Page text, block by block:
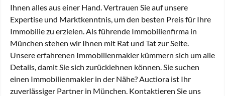
Ihnen alles aus einer Hand. Vertrauen Sie auf unsere
Expertise und Marktkenntnis, um den besten Preis für Ihre
Immobilie zu erzielen. Als führende Immobilienfirma in
München stehen wir Ihnen mit Rat und Tat zur Seite.
Unsere erfahrenen Immobilienmakler kümmern sich um alle
Details, damit Sie sich zurücklehnen können. Sie suchen
einen Immobilienmakler in der Nähe? Auctiora ist Ihr
zuverlässiger Partner in München. Kontaktieren Sie uns